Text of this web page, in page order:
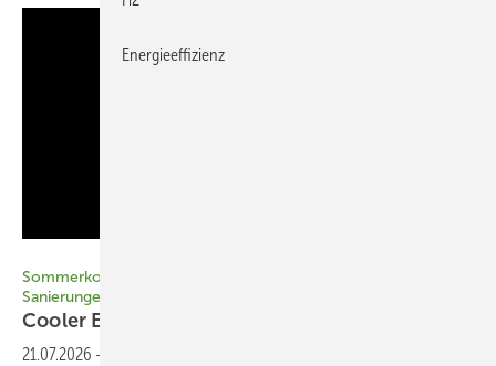
Sommerkomfort in Passivhäusern und bei EnerPHit-
Sanierungen
Cooler Effekt für wenig
21.07.2026 -
Energieeffizienz